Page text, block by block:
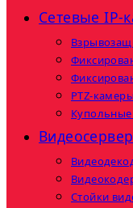
Сетевые IP-
PTZ-камеры
Стойки